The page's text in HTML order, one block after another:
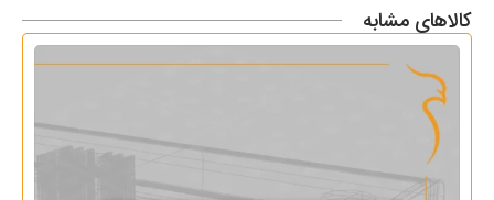
کالاهای مشابه